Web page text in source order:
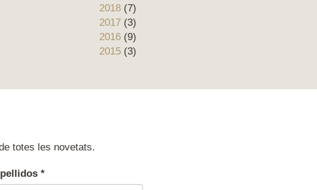
2018(7)
2017(3)
2016(9)
2015(3)
totes les novetats.
*